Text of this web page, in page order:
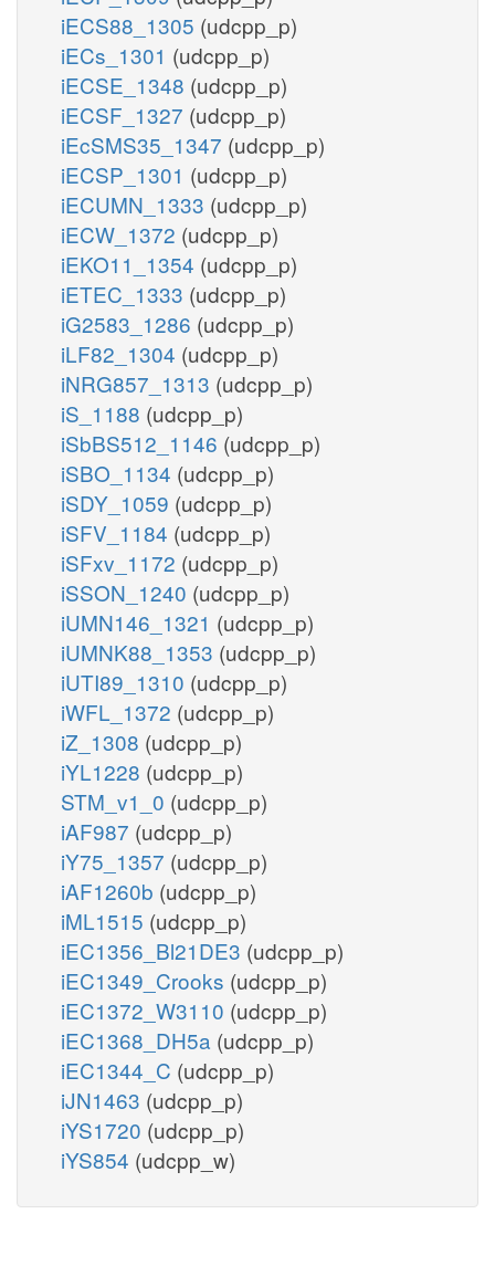
iECS88_1305 (udcpp_p)
iECs_1301 (udcpp_p)
iECSE_1348 (udcpp_p)
iECSF_1327 (udcpp_p)
iEcSMS35_1347 (udcpp_p)
iECSP_1301 (udcpp_p)
iECUMN_1333 (udcpp_p)
iECW_1372 (udcpp_p)
iEKO11_1354 (udcpp_p)
iETEC_1333 (udcpp_p)
iG2583_1286 (udcpp_p)
iLF82_1304 (udcpp_p)
iNRG857_1313 (udcpp_p)
iS_1188 (udcpp_p)
iSbBS512_1146 (udcpp_p)
iSBO_1134 (udcpp_p)
iSDY_1059 (udcpp_p)
iSFV_1184 (udcpp_p)
iSFxv_1172 (udcpp_p)
iSSON_1240 (udcpp_p)
iUMN146_1321 (udcpp_p)
iUMNK88_1353 (udcpp_p)
iUTI89_1310 (udcpp_p)
iWFL_1372 (udcpp_p)
iZ_1308 (udcpp_p)
iYL1228 (udcpp_p)
STM_v1_0 (udcpp_p)
iAF987 (udcpp_p)
iY75_1357 (udcpp_p)
iAF1260b (udcpp_p)
iML1515 (udcpp_p)
iEC1356_Bl21DE3 (udcpp_p)
iEC1349_Crooks (udcpp_p)
iEC1372_W3110 (udcpp_p)
iEC1368_DH5a (udcpp_p)
iEC1344_C (udcpp_p)
iJN1463 (udcpp_p)
iYS1720 (udcpp_p)
iYS854 (udcpp_w)